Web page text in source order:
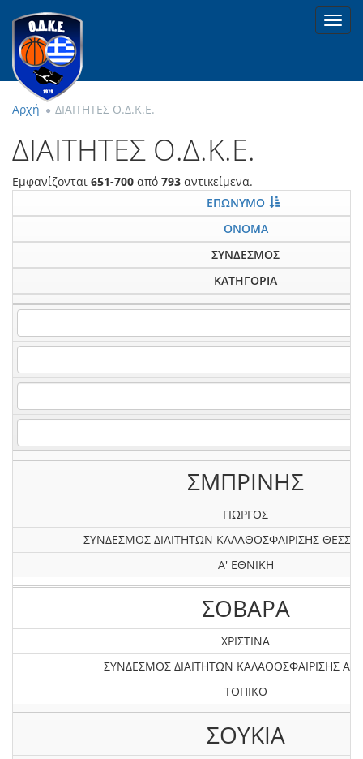
Αρχή ΔΙΑΙΤΗΤΕΣ Ο.Δ.Κ.Ε.
ΔΙΑΙΤΗΤΕΣ Ο.Δ.Κ.Ε.
Εμφανίζονται 651-700 από 793 αντικείμενα.
ΕΠΩΝΥΜΟ
ΟΝΟΜΑ
ΣΥΝΔΕΣΜΟΣ
ΚΑΤΗΓΟΡΙΑ
ΣΜΠΡΙΝΗΣ
ΓΙΩΡΓΟΣ
ΣΥΝΔΕΣΜΟΣ ΔΙΑΙΤΗΤΩΝ ΚΑΛΑΘΟΣΦΑΙΡΙΣΗΣ
Α' ΕΘΝΙΚΗ
ΣΟΒΑΡΑ
ΧΡΙΣΤΙΝΑ
ΣΥΝΔΕΣΜΟΣ ΔΙΑΙΤΗΤΩΝ ΚΑΛΑΘΟΣΦΑΙΡΙΣΗΣ
ΤΟΠΙΚΟ
ΣΟΥΚΙΑ